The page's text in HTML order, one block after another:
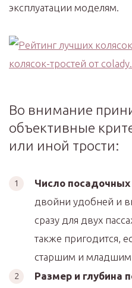
эксплуатации моделям.
Во внимание
объективные
или иной трости:
Число посадочных
двойни удобней и
сразу для двух
также пригодится,
старшим и младшим
Размер и глубина